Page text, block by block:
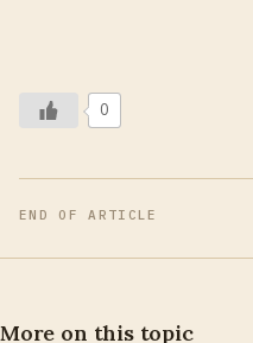
0
END OF ARTICLE
More on this topic